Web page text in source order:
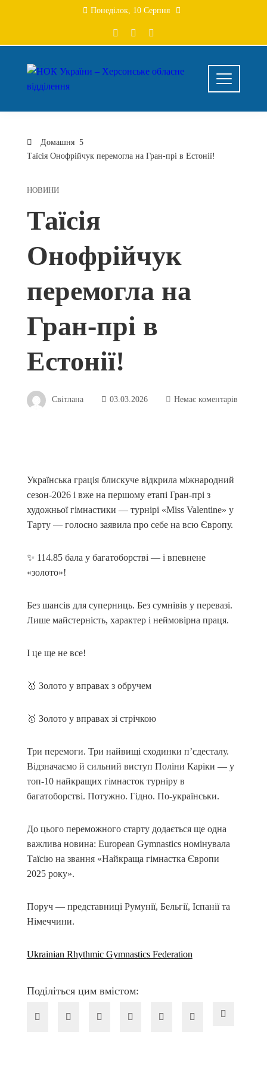
Понеділок, 10 Серпня
Домашня
Таїсія Онофрійчук перемогла на Гран-прі в Естонії!
НОВИНИ
Таїсія
Онофрійчук
перемогла на
Гран-прі в
Естонії!
Світлана 03.03.2026 Немає коментарів
Українська грація блискуче відкрила міжнародний
сезон-2026 і вже на першому етапі Гран-прі з
художньої гімнастики — турнірі «Miss Valentine» у
Тарту — голосно заявила про себе на всю Європу.
✨ 114.85 бала у багатоборстві — і впевнене
«золото»!
Без шансів для суперниць. Без сумнівів у перевазі.
Лише майстерність, характер і неймовірна праця.
І це ще не все!
🥇 Золото у вправах з обручем
🥇 Золото у вправах зі стрічкою
Три перемоги. Три найвищі сходинки п’єдесталу.
Відзначаємо й сильний виступ Поліни Каріки — у
топ-10 найкращих гімнасток турніру в
багатоборстві. Потужно. Гідно. По-українськи.
До цього переможного старту додається ще одна
важлива новина: European Gymnastics номінувала
Таїсію на звання «Найкраща гімнастка Європи
2025 року».
Поруч — представниці Румунії, Бельгії, Іспанії та
Німеччини.
Ukrainian Rhythmic Gymnastics Federation
Поділіться цим вмістом: